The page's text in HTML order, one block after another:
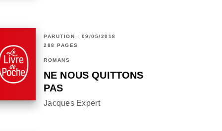
PARUTION : 09/05/2018
288 PAGES
ROMANS
NE NOUS QUITTONS
PAS
Jacques Expert